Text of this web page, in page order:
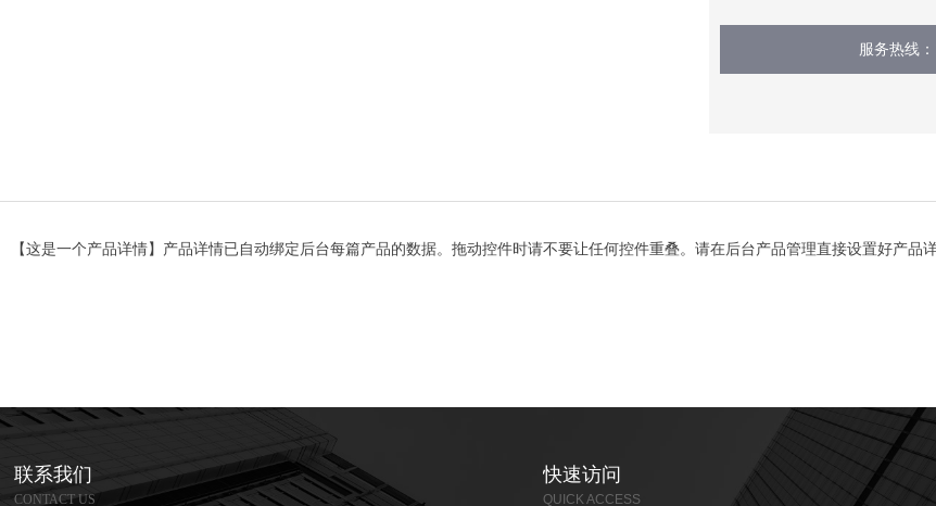
服务热线：
【这是一个产品详情】产品详情已自动绑定后台每篇产品的数据。拖动控件时请不要让任何控件重叠。请在后台产品管理直接设置好产品
联系我们
CONTACT US
快速访问
QUICK ACCESS